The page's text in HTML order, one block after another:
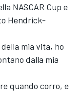
NASCAR Cup e
Hendrick-
mia vita, ho
dalla mia
quando corro, e